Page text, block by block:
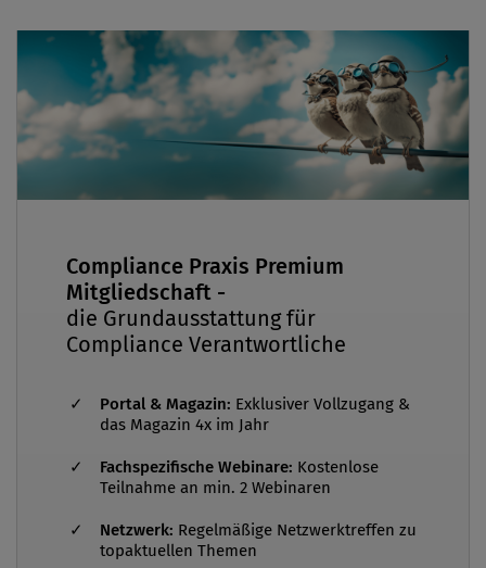
Compliance Praxis Premium
Mitgliedschaft -
die Grundausstattung für
Compliance Verantwortliche
Portal & Magazin: Exklusiver Vollzugang &
das Magazin 4x im Jahr
Fachspezifische Webinare: Kostenlose
Teilnahme an min. 2 Webinaren
Netzwerk: Regelmäßige Netzwerktreffen zu
topaktuellen Themen